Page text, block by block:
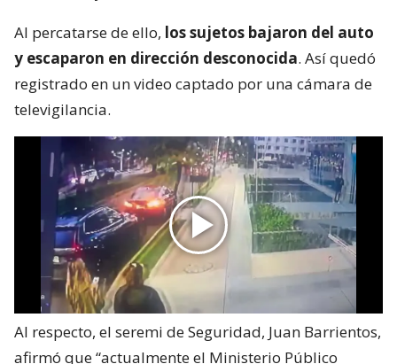
Al percatarse de ello, los sujetos bajaron del auto
y escaparon en dirección desconocida. Así quedó
registrado en un video captado por una cámara de
televigilancia.
Al respecto, el seremi de Seguridad, Juan Barrientos,
afirmó que “actualmente el Ministerio Público